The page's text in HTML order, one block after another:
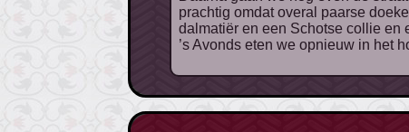
prachtig omdat overal paarse
dalmatiër en een Schotse collie en
’s Avonds eten we opnieuw in het